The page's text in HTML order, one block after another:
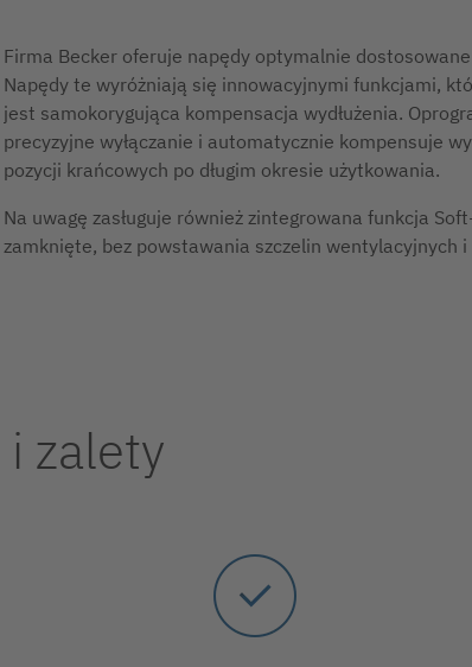
Firma Becker oferuje napędy optymalnie
Napędy te wyróżniają się innowacyjnymi funkcjami,
jest samokorygująca kompensacja wydłużenia.
precyzyjne wyłączanie i automatycznie kompensuje
pozycji krańcowych po długim okresie użytkowania.
Na uwagę zasługuje również zintegrowana funkcja
zamknięte, bez powstawania szczelin wentylacyjnych
zalety